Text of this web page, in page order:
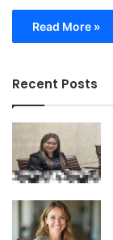
Read More »
Recent Posts